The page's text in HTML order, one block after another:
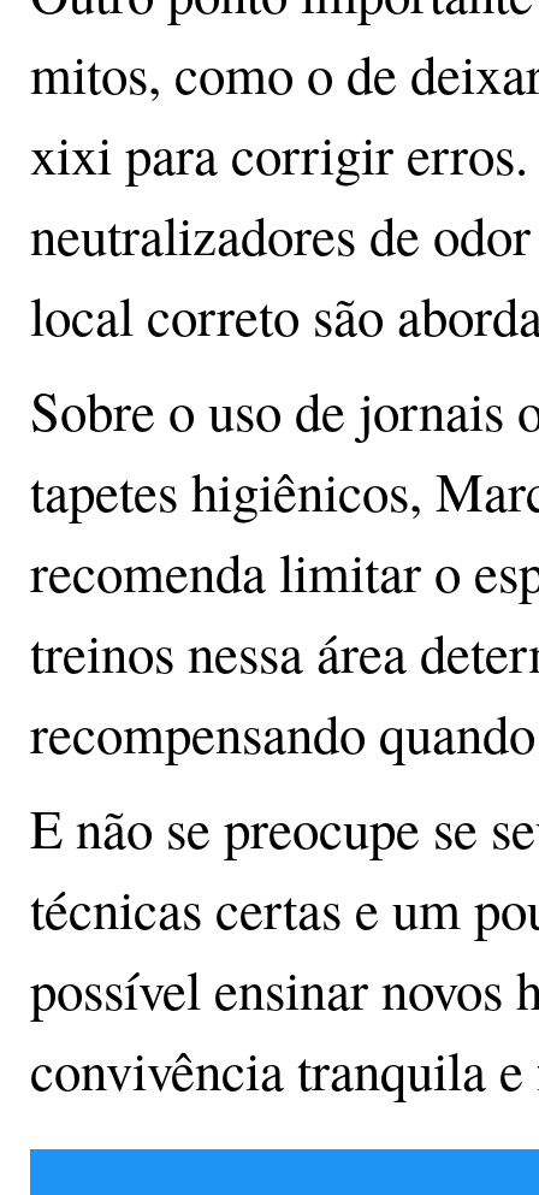
mitos, como o de
xixi para corrigir
neutralizadores de
local correto são
Sobre o uso de jornais
tapetes higiênicos,
recomenda limitar o
treinos nessa área
recompensando
E não se preocupe se
técnicas certas e um
possível ensinar novos
convivência tranquila